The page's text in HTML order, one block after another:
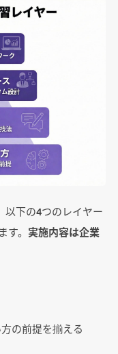
以下の4つのレイヤー
。 実施内容は企業
の前提を揃える